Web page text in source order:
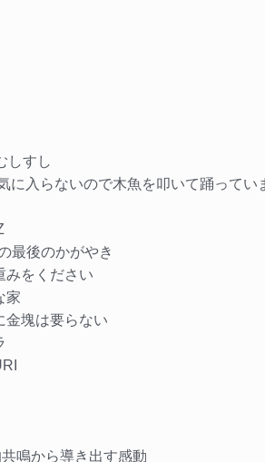
しすし
に入らないので木魚を叩いて踊ってい
最後のかがやき
みをください
家
金塊は要らない
鳴から導き出す感動